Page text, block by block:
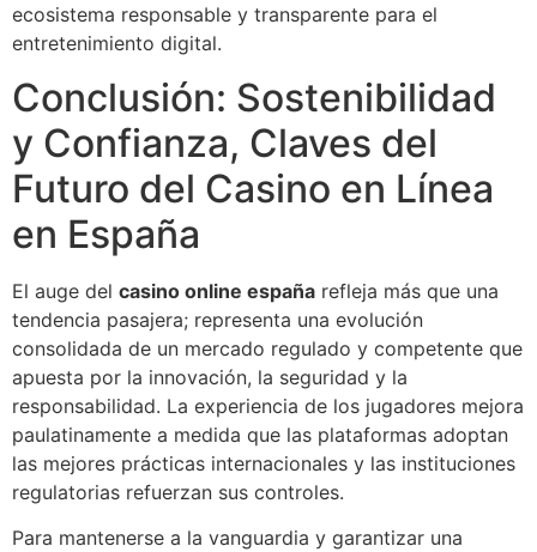
ecosistema responsable y transparente para el
entretenimiento digital.
Conclusión: Sostenibilidad
y Confianza, Claves del
Futuro del Casino en Línea
en España
El auge del casino online españa refleja más que una
tendencia pasajera; representa una evolución
consolidada de un mercado regulado y competente que
apuesta por la innovación, la seguridad y la
responsabilidad. La experiencia de los jugadores mejora
paulatinamente a medida que las plataformas adoptan
las mejores prácticas internacionales y las instituciones
regulatorias refuerzan sus controles.
Para mantenerse a la vanguardia y garantizar una